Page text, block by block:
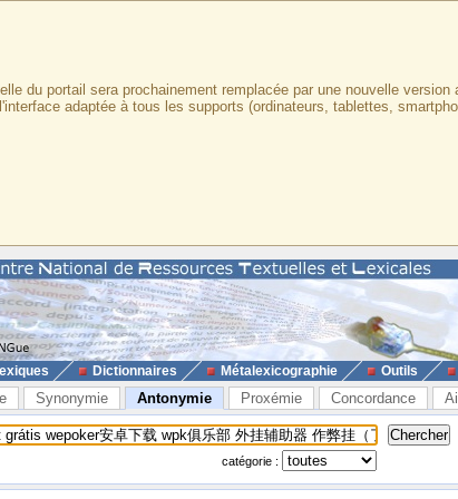
du portail sera prochainement remplacée par une nouvelle version
adaptée à tous les supports (ordinateurs, tablettes,
Dictionnaires Métalexicographie Outils
Synonymie Antonymie Proxémie Concordance
catégorie :